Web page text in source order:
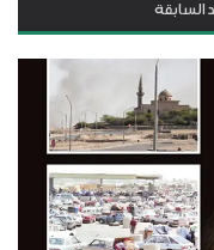
السابقة